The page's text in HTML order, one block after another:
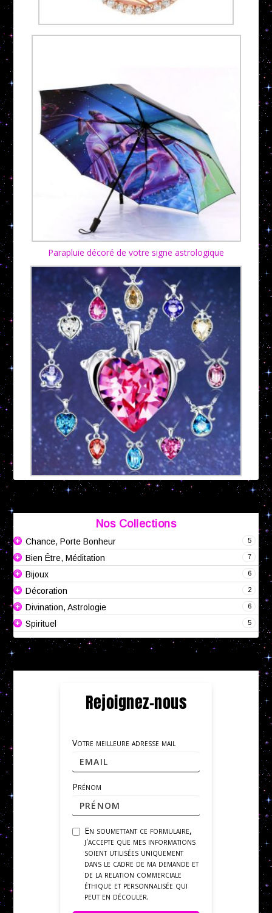
Parapluie décoré de votre signe astrologique
Nos Collections
5
Chance, Porte Bonheur
7
Bien Être, Méditation
6
Bijoux
2
Décoration
6
Divination, Astrologie
5
Spirituel
Rejoignez-nous
Votre meilleure adresse mail
Prénom
En soumettant ce formulaire,
j'accepte que mes informations
soient utilisées uniquement
dans le cadre de ma demande et
de la relation commerciale
éthique et personnalisée qui
peut en découler.